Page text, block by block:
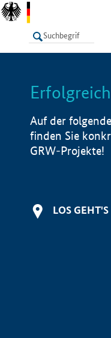
LISTE
Auf der
finden Sie
GRW-Projekte!
LOS GEHT'S